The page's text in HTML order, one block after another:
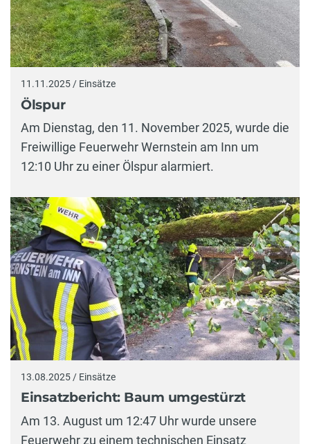
11.11.2025 / Einsätze
Ölspur
Am Dienstag, den 11. November 2025, wurde die
Freiwillige Feuerwehr Wernstein am Inn um
12:10 Uhr zu einer Ölspur alarmiert.
13.08.2025 / Einsätze
Einsatzbericht: Baum umgestürzt
Am 13. August um 12:47 Uhr wurde unsere
Feuerwehr zu einem technischen Einsatz